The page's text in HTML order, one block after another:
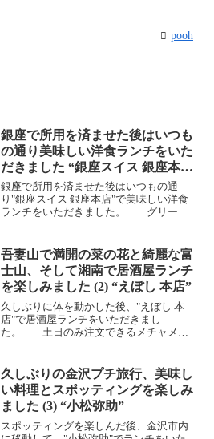
pooh
銀座で所用を済ませた後はいつも
の通り美味しい洋食ランチをいた
だきました “銀座スイス 銀座本
店”
銀座で所用を済ませた後はいつもの通
り"銀座スイス 銀座本店"で美味しい洋食
ランチをいただきました。 グリーン
クリームコロッケを追加。
吾妻山で満開の菜の花と綺麗な富
士山、そして湘南で居酒屋ランチ
を楽しみました (2) “えぼし 本店”
久しぶりに体を動かした後、"えぼし 本
店"で居酒屋ランチをいただきまし
た。 土日のみ注文できるメチャメチ
塩焼き、とっても美味しかったです。お
にぎり。えぼしのピリ辛まか...
久しぶりの金沢プチ旅行、美味し
い料理とスポッティングを楽しみ
ました (3) “小松弥助”
スポッティングを楽しんだ後、金沢市内